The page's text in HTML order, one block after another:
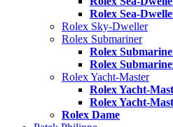
Rolex Sea-
Rolex Sky-Dweller
Rolex Submariner
Rolex
Rolex
Rolex Yacht-Master
Rolex Yacht-
Rolex Yacht-
Rolex Dame